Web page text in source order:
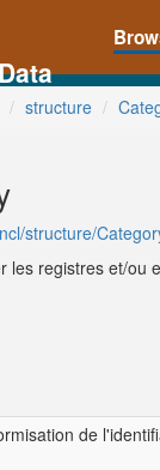
structure
structure/
les registres et/ou
de